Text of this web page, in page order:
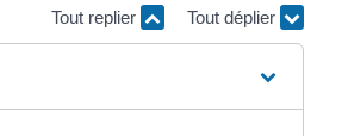
Tout replier Tout déplier